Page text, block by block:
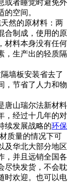
或者睡觉时避免外
空间。
然的原材料：两
合制成，使用的原
材料本身没有任何
，生产出的轻质隔
墙板安装省去了
，节省了人力和物
唐山瑞尔法新材料
，经过十几年的对
续发展战略的环保
质量的情况下可
及华北大部分地区
，并且远销全国各
尽快发货，不会耽
时欢迎。也可以电